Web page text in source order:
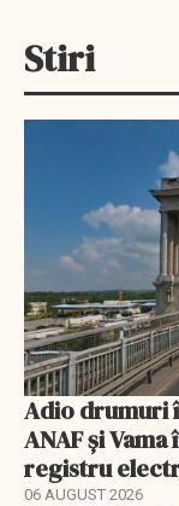
Stiri
Adio drumuri
ANAF și
registru
06 AUGUST 2026